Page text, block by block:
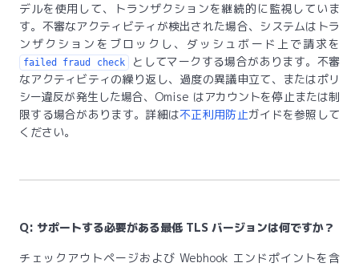
デルを使用して、トランザクションを継続的に監視していま
す。不審なアクティビティが検出された場合、システムはトラ
ンザクションをブロックし、ダッシュボード上で請求を
failed fraud check としてマークする場合があります。不審
なアクティビティの繰り返し、過度の異議申立て、またはポリ
シー違反が発生した場合、Omise はアカウントを停止または制
限する場合があります。詳細は不正利用防止ガイドを参照して
ください。
Q: サポートする必要がある最低 TLS バージョンは何ですか？
チェックアウトページおよび Webhook エンドポイントを含